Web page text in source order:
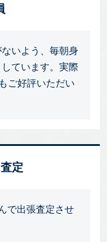
いよう、毎朝身
ています。実際
ご好評いただい
定
で出張査定させ